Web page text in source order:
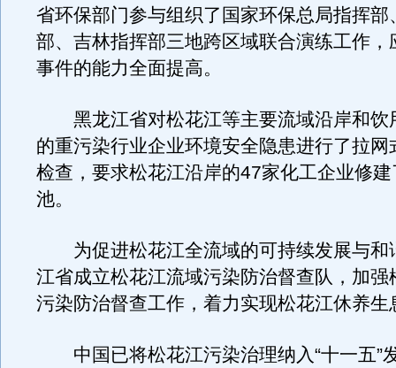
省环保部门参与组织了国家环保总局指挥部
部、吉林指挥部三地跨区域联合演练工作，
事件的能力全面提高。
黑龙江省对松花江等主要流域沿岸和饮
的重污染行业企业环境安全隐患进行了拉网
检查，要求松花江沿岸的47家化工企业修
池。
为促进松花江全流域的可持续发展与和
江省成立松花江流域污染防治督查队，加强
污染防治督查工作，着力实现松花江休养生
中国已将松花江污染治理纳入“十一五”